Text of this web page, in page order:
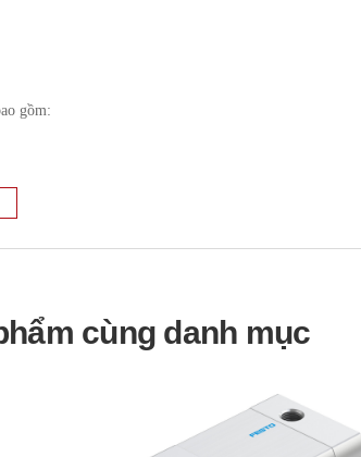
gồm:
và nhiều kích thước khác.
cùng danh mục